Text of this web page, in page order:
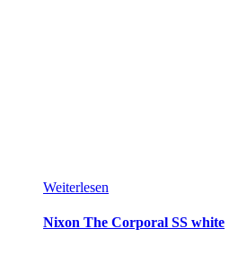
Weiterlesen
Nixon The Corporal SS white